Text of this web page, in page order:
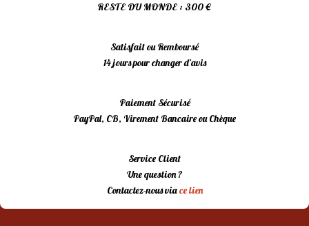
RESTE DU MONDE : 300 €
Satisfait ou Remboursé
14 jours pour changer d’avis
Paiement Sécurisé
PayPal, CB, Virement Bancaire ou Chèque
Service Client
Une question ?
Contactez-nous viace lien